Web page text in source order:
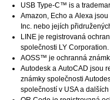
USB Type-C™ is a
Amazon, Echo aAlexa jsou
Inc. nebo jejích
LINE je registrovaná
společnosti LY Corporation.
AOSS™ je ochranná
Autodesk aAutoCAD jsou
známky společnosti
společností v USA a